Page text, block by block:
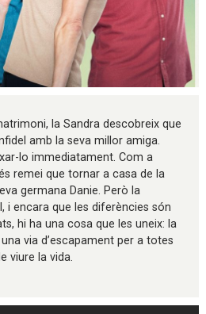
la Sandra descobreix que
amb la seva millor amiga.
lo immediatament. Com a
remei que tornar a casa de la
germana Danie. Però la
i encara que les diferències són
hi ha una cosa que les uneix: la
via d’escapament per a totes
viure la vida.